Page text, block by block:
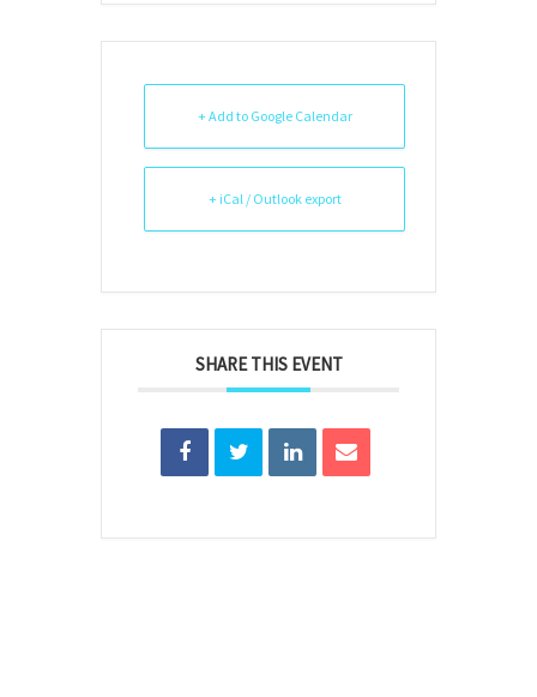
+ Add to Google Calendar
+ iCal / Outlook export
SHARE THIS EVENT